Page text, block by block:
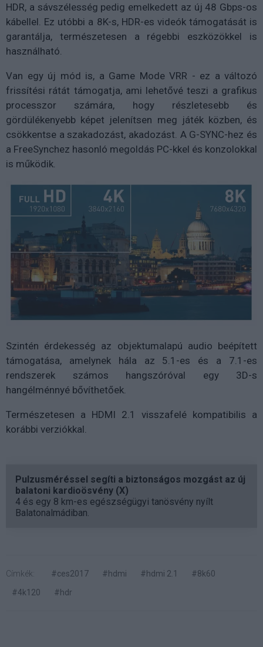
HDR, a sávszélesség pedig emelkedett az új 48 Gbps-os
kábellel. Ez utóbbi a 8K-s, HDR-es videók támogatását is
garantálja, természetesen a régebbi eszközökkel is
használható.
Van egy új mód is, a Game Mode VRR - ez a változó
frissítési rátát támogatja, ami lehetővé teszi a grafikus
processzor számára, hogy részletesebb és
gördülékenyebb képet jelenítsen meg játék közben, és
csökkentse a szakadozást, akadozást. A G-SYNC-hez és
a FreeSynchez hasonló megoldás PC-kkel és konzolokkal
is működik.
Szintén érdekesség az objektumalapú audio beépített
támogatása, amelynek hála az 5.1-es és a 7.1-es
rendszerek számos hangszóróval egy 3D-s
hangélménnyé bővíthetőek.
Természetesen a HDMI 2.1 visszafelé kompatibilis a
korábbi verziókkal.
Pulzusméréssel segíti a biztonságos mozgást az új
balatoni kardioösvény (X)
4 és egy 8 km-es egészségügyi tanösvény nyílt
Balatonalmádiban.
Címkék: #ces2017 #hdmi #hdmi 2.1
#8k60
#4k120
#hdr